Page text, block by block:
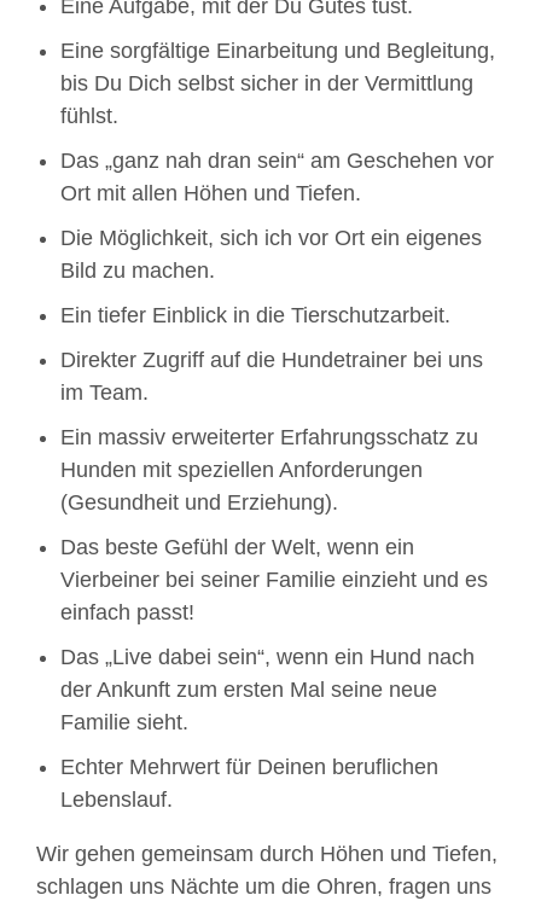
Eine Aufgabe, mit der Du Gutes tust.
Eine sorgfältige Einarbeitung und Begleitung,
bis Du Dich selbst sicher in der Vermittlung
fühlst.
Das „ganz nah dran sein“ am Geschehen vor
Ort mit allen Höhen und Tiefen.
Die Möglichkeit, sich ich vor Ort ein eigenes
Bild zu machen.
Ein tiefer Einblick in die Tierschutzarbeit.
Direkter Zugriff auf die Hundetrainer bei uns
im Team.
Ein massiv erweiterter Erfahrungsschatz zu
Hunden mit speziellen Anforderungen
(Gesundheit und Erziehung).
Das beste Gefühl der Welt, wenn ein
Vierbeiner bei seiner Familie einzieht und es
einfach passt!
Das „Live dabei sein“, wenn ein Hund nach
der Ankunft zum ersten Mal seine neue
Familie sieht.
Echter Mehrwert für Deinen beruflichen
Lebenslauf.
Wir gehen gemeinsam durch Höhen und Tiefen,
schlagen uns Nächte um die Ohren, fragen uns